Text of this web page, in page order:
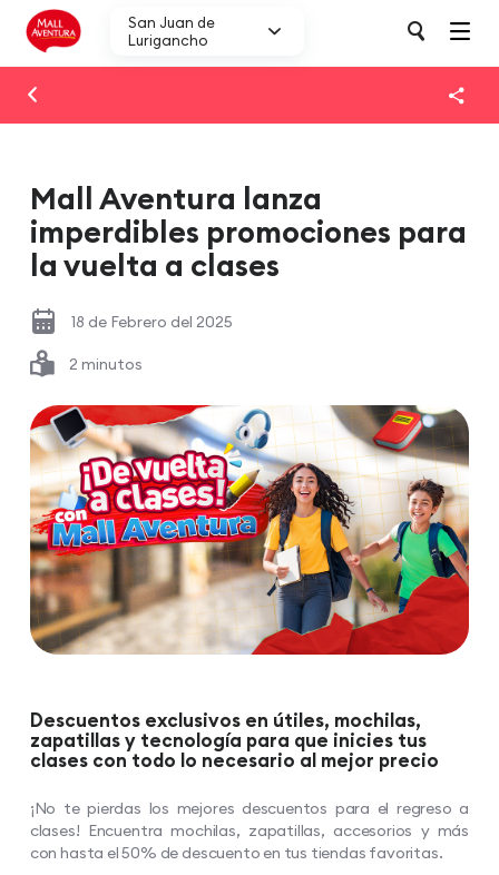
San Juan de
Lurigancho
Mall Aventura lanza
imperdibles promociones para
la vuelta a clases
18 de Febrero del 2025
2 minutos
Descuentos exclusivos en útiles, mochilas,
zapatillas y tecnología para que inicies tus
clases con todo lo necesario al mejor precio
¡No te pierdas los mejores descuentos para el regreso a
clases! Encuentra mochilas, zapatillas, accesorios y más
con hasta el 50% de descuento en tus tiendas favoritas.